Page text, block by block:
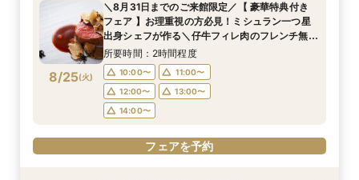
8/24(月)
試食／ 不安解消* お2人安心相談会も◎
所要時間：2時間程度
15:00〜
16:00〜
17:00〜
18:00〜
19:00〜
フェアを予約
8/24(月)
談会も
所要時間：2時間程度
10:00〜
11:00〜
12:00〜
13:00〜
14:00〜
フェアを予約
8/24(月)
談会も
所要時間：2時間程度
15:00〜
16:00〜
17:00〜
18:00〜
19:00〜
フェアを予約
8/24(月)
18:00〜
19:00〜
20:00〜
フェアを予約
8/25(火)
＼8月31日までのご来館限定／【 豪華特典付き
フェア 】お理重視の方必見！ミシュラン一つ星
出身シェフが作る＼仔牛フィレ肉のフレンチ無料
試食／ 不安解消* お2人安心相談会も◎
所要時間：2時間程度
10:00〜
11:00〜
12:00〜
13:00〜
14:00〜
フェアを予約